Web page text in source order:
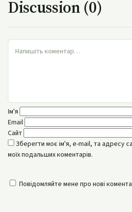
Discussion (0)
Ім'я
Email
Сайт
Зберегти моє ім'я, e-mail, та адресу
моїх подальших коментарів.
Повідомляйте мене про нові